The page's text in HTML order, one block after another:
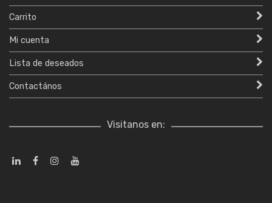
Carrito
Mi cuenta
Lista de deseados
Contactános
Visitanos en: